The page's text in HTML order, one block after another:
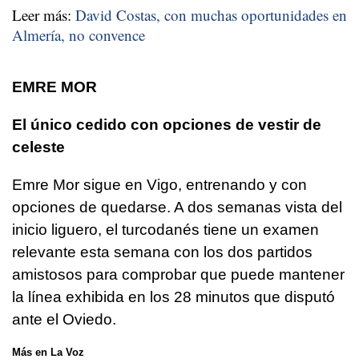
Leer más: David Costas, con muchas oportunidades en
Almería, no convence
EMRE MOR
El único cedido con opciones de vestir de
celeste
Emre Mor sigue en Vigo, entrenando y con
opciones de quedarse. A dos semanas vista del
inicio liguero, el turcodanés tiene un examen
relevante esta semana con los dos partidos
amistosos para comprobar que puede mantener
la línea exhibida en los 28 minutos que disputó
ante el Oviedo.
Más en La Voz